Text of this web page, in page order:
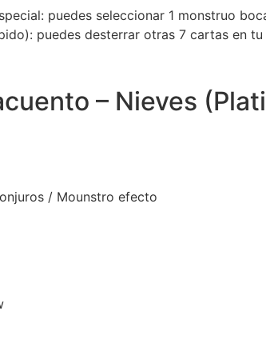
puedes seleccionar 1 monstruo
puedes desterrar otras 7 cartas en
– Nieves
/ Mounstro efecto